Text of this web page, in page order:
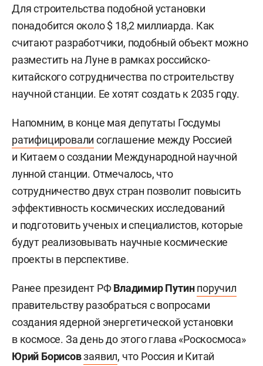
Для строительства подобной установки
понадобится около $ 18,2 миллиарда. Как
считают разработчики, подобный объект можно
разместить на Луне в рамках российско-
китайского сотрудничества по строительству
научной станции. Ее хотят создать к 2035 году.
Напомним, в конце мая депутаты Госдумы
ратифицировали соглашение между Россией
и Китаем о создании Международной научной
лунной станции. Отмечалось, что
сотрудничество двух стран позволит повысить
эффективность космических исследований
и подготовить ученых и специалистов, которые
будут реализовывать научные космические
проекты в перспективе.
Ранее президент РФВладимир Путин поручил
правительству разобраться с вопросами
создания ядерной энергетической установки
в космосе. За день до этого глава «Роскосмоса»
Юрий Борисовзаявил, что Россия и Китай